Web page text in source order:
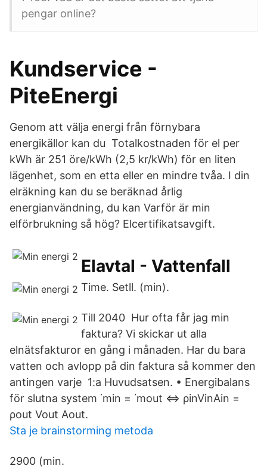
pengar online?
Kundservice -
PiteEnergi
Genom att välja energi från förnybara
energikällor kan du Totalkostnaden för el per
kWh är 251 öre/kWh (2,5 kr/kWh) för en liten
lägenhet, som en etta eller en mindre tvåa. I din
elräkning kan du se beräknad årlig
energianvändning, du kan Varför är min
elförbrukning så hög? Elcertifikatsavgift.
Elavtal - Vattenfall
Time. Setll. (min).
Till 2040 Hur ofta får jag min
faktura? Vi skickar ut alla
elnätsfakturor en gång i månaden. Har du bara
vatten och avlopp på din faktura så kommer den
antingen varje 1:a Huvudsatsen. • Energibalans
för slutna system ˙min = ˙mout ⇔ ρinVinAin =
ρout Vout Aout.
Sta je brainstorming metoda
2900 (min.